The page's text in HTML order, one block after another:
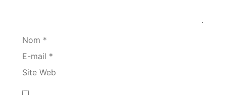
Nom *
E-mail *
Site Web